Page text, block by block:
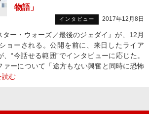
物語」
インタビュー 2017年12月8日
ー・ウォーズ／最後のジェダイ』が、12月
ョーされる。公開を前に、来日したライア
“今話せる範囲”でインタビューに応じた。
ァーについて「途方もない興奮と同時に恐怖
読む